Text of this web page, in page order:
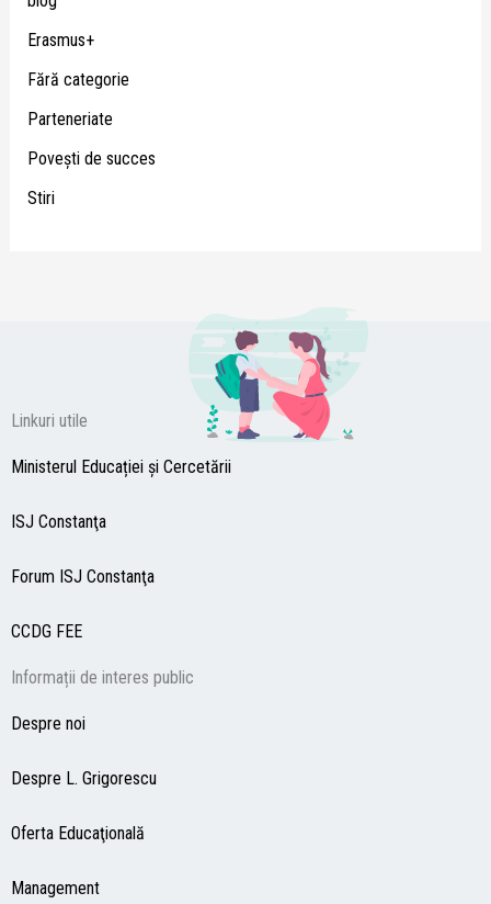
Erasmus+
Fără categorie
Parteneriate
Poveşti de succes
Stiri
Linkuri utile
Ministerul Educației și Cercetării
ISJ Constanţa
Forum ISJ Constanţa
CCDG FEE
Informații de interes public
Despre noi
Despre L. Grigorescu
Oferta Educaţională
Management